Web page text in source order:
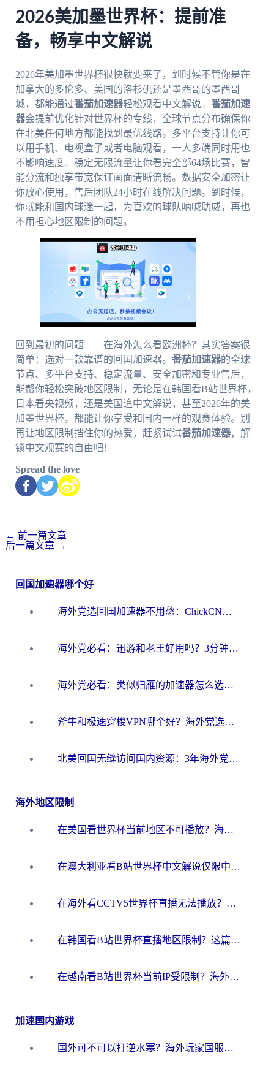
2026美加墨世界杯：提前准
备，畅享中文解说
2026年美加墨世界杯很快就要来了，到时候不管你是在
加拿大的多伦多、美国的洛杉矶还是墨西哥的墨西哥
城，都能通过番茄加速器轻松观看中文解说。 番茄加速
器会提前优化针对世界杯的专线，全球节点分布确保你
在北美任何地方都能找到最优线路。多平台支持让你可
以用手机、电视盒子或者电脑观看，一人多端同时用也
不影响速度。稳定无限流量让你看完全部64场比赛，智
能分流和独享带宽保证画面清晰流畅。数据安全加密让
你放心使用，售后团队24小时在线解决问题。到时候，
你就能和国内球迷一起，为喜欢的球队呐喊助威，再也
不用担心地区限制的问题。
回到最初的问题——在海外怎么看欧洲杯？其实答案很
简单：选对一款靠谱的回国加速器。 番茄加速器的全球
节点、多平台支持、稳定流量、安全加密和专业售后，
能帮你轻松突破地区限制，无论是在韩国看B站世界杯，
日本看央视频，还是美国追中文解说，甚至2026年的美
加墨世界杯，都能让你享受和国内一样的观赛体验。别
再让地区限制挡住你的热爱，赶紧试试番茄加速器，解
锁中文观赛的自由吧！
Spread the love
← 前一篇文章
后一篇文章 →
回国加速器哪个好
海外党选回国加速器不用愁：ChickCN和洞见哪个好？一篇搞定所有疑问
海外党必看：迅游和老王好用吗？3分钟选对加速国内网络的加速器
海外党必看：类似归雁的加速器怎么选？一篇搞定无缝访问国内资源
斧牛和极速穿梭VPN哪个好？海外党选回国加速器必看的真实对比与避坑指南
北美回国无缝访问国内资源：3年海外党亲测的加速器选择指南
海外地区限制
在美国看世界杯当前地区不可播放？海外党体育观赛终极指南来了！
在澳大利亚看B站世界杯中文解说仅限中国大陆？这篇指南帮你打破限制看遍赛事
在海外看CCTV5世界杯直播无法播放？这篇指南让你和国内球迷同步呐喊
在韩国看B站世界杯直播地区限制？这篇指南让你告别“当前地区不可播放”
在越南看B站世界杯当前IP受限制？海外党体育观赛终极指南来了
加速国内游戏
国外可不可以打逆水寒？海外玩家国服畅玩终极指南（附漫威荒野乱斗加速方案）